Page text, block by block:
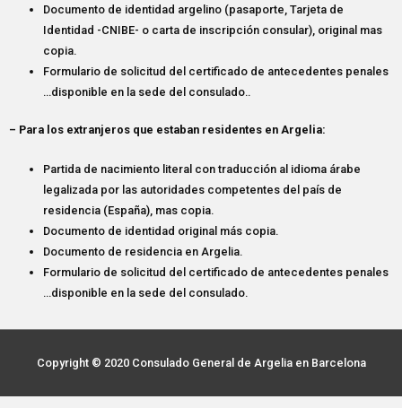
Documento de identidad argelino (pasaporte, Tarjeta de
Identidad -CNIBE- o carta de inscripción consular), original mas
copia.
Formulario de solicitud del certificado de antecedentes penales
…disponible en la sede del consulado..
– Para los extranjeros que estaban residentes en Argelia:
Partida de nacimiento literal con traducción al idioma árabe
legalizada por las autoridades competentes del país de
residencia (España), mas copia.
Documento de identidad original más copia.
Documento de residencia en Argelia.
Formulario de solicitud del certificado de antecedentes penales
…disponible en la sede del consulado.
Copyright © 2020 Consulado General de Argelia en Barcelona